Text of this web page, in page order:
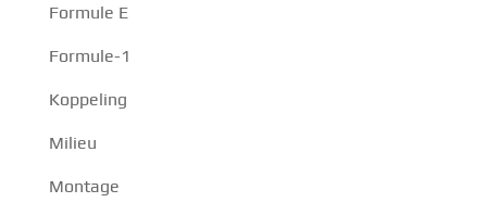
Formule E
Formule-1
Koppeling
Milieu
Montage